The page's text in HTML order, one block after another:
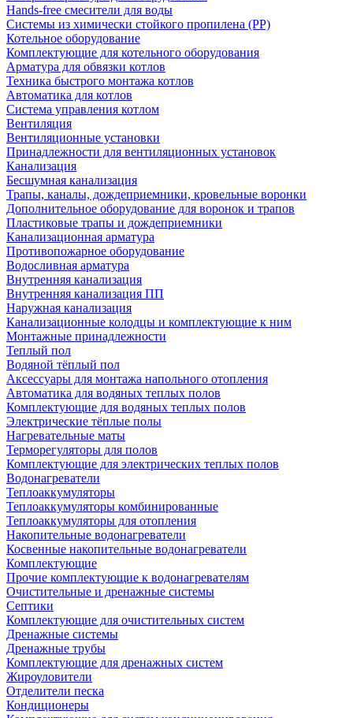
Hands-free смесители для воды
Системы из химически стойкого пропилена (PP)
Котельное оборудование
Комплектующие для котельного оборудования
Арматура для обвязки котлов
Техника быстрого монтажа котлов
Автоматика для котлов
Система управления котлом
Вентиляция
Вентиляционные установки
Принадлежности для вентиляционных установок
Канализация
Бесшумная канализация
Трапы, каналы, дождеприемники, кровельные воронки
Дополнительное оборудование для воронок и трапов
Пластиковые трапы и дождеприемники
Канализационная арматура
Противопожарное оборудование
Водосливная арматура
Внутренняя канализация
Внутренняя канализация ПП
Наружная канализация
Канализационные колодцы и комплектующие к ним
Монтажные принадлежности
Теплый пол
Водяной тёплый пол
Аксессуары для монтажа напольного отопления
Автоматика для водяных теплых полов
Комплектующие для водяных теплых полов
Электрические тёплые полы
Нагревательные маты
Терморегуляторы для полов
Комплектующие для электрических теплых полов
Водонагреватели
Теплоаккумуляторы
Теплоаккумуляторы комбинированные
Теплоаккумуляторы для отопления
Накопительные водонагреватели
Косвенные накопительные водонагреватели
Комплектующие
Прочие комплектующие к водонагревателям
Очистительные и дренажные системы
Септики
Комплектующие для очистительных систем
Дренажные системы
Дренажные трубы
Комплектующие для дренажных систем
Жироуловители
Отделители песка
Кондиционеры